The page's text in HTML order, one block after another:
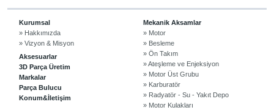
Kurumsal
» Hakkımızda
» Vizyon & Misyon
Aksesuarlar
3D Parça Üretim
Markalar
Parça Bulucu
Konum&İletişim
Mekanik Aksamlar
» Motor
» Besleme
» Ön Takım
» Ateşleme ve Enjeksiyon
» Motor Üst Grubu
» Karburatör
» Radyatör - Su - Yakıt Depo
» Motor Kulakları